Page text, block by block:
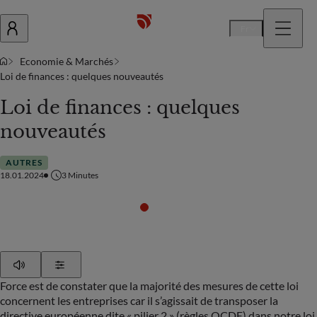
Economie & Marchés
Loi de finances : quelques nouveautés
Loi de finances : quelques
nouveautés
AUTRES
18.01.2024
3 Minutes
Force est de constater que la majorité des mesures de cette loi
concernent les entreprises car il s’agissait de transposer la